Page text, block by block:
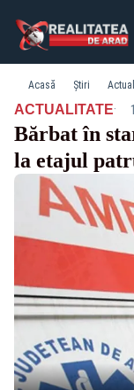
Acasă Știri
ACTUALITATE·
Bărbat în
la etajul